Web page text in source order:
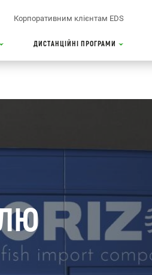
Корпоративним клієнтам EDS
ДИСТАНЦІЙНІ ПРОГРАМИ